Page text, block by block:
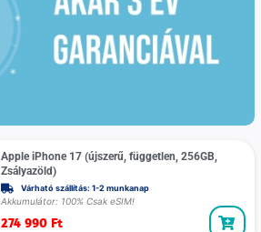
Apple iPhone 17 (újszerű, független, 256GB,
Zsályazöld)
Várható szállítás: 1-2 munkanap
Akkumulátor: 100% Csak eSIM!
274 990 Ft